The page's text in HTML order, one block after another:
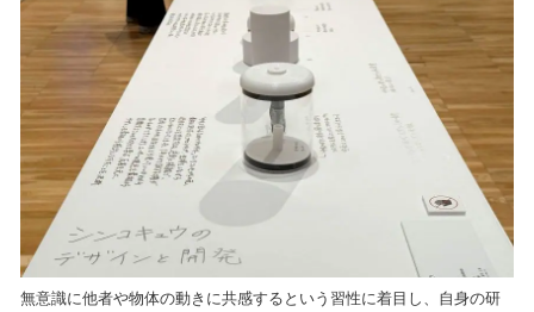
無意識に他者や物体の動きに共感するという習性に着目し、自身の研